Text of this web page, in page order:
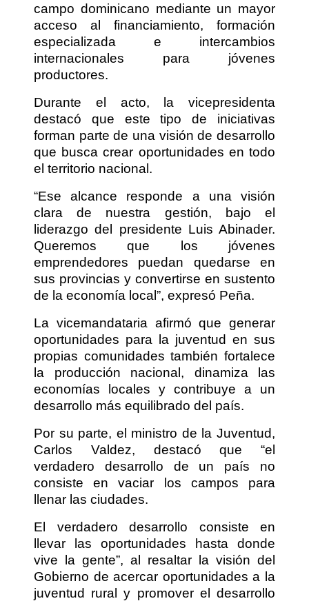
campo dominicano mediante un mayor
acceso al financiamiento, formación
especializada e intercambios
internacionales para jóvenes
productores.
Durante el acto, la vicepresidenta
destacó que este tipo de iniciativas
forman parte de una visión de desarrollo
que busca crear oportunidades en todo
el territorio nacional.
“Ese alcance responde a una visión
clara de nuestra gestión, bajo el
liderazgo del presidente Luis Abinader.
Queremos que los jóvenes
emprendedores puedan quedarse en
sus provincias y convertirse en sustento
de la economía local”, expresó Peña.
La vicemandataria afirmó que generar
oportunidades para la juventud en sus
propias comunidades también fortalece
la producción nacional, dinamiza las
economías locales y contribuye a un
desarrollo más equilibrado del país.
Por su parte, el ministro de la Juventud,
Carlos Valdez, destacó que “el
verdadero desarrollo de un país no
consiste en vaciar los campos para
llenar las ciudades.
El verdadero desarrollo consiste en
llevar las oportunidades hasta donde
vive la gente”, al resaltar la visión del
Gobierno de acercar oportunidades a la
juventud rural y promover el desarrollo